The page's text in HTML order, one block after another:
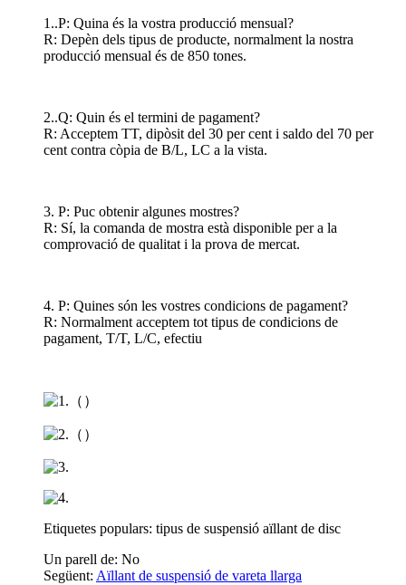
1..P: Quina és la vostra producció mensual?
R: Depèn dels tipus de producte, normalment la nostra
producció mensual és de 850 tones.
2..Q: Quin és el termini de pagament?
R: Acceptem TT, dipòsit del 30 per cent i saldo del 70 per
cent contra còpia de B/L, LC a la vista.
3. P: Puc obtenir algunes mostres?
R: Sí, la comanda de mostra està disponible per a la
comprovació de qualitat i la prova de mercat.
4. P: Quines són les vostres condicions de pagament?
R: Normalment acceptem tot tipus de condicions de
pagament, T/T, L/C, efectiu
Etiquetes populars: tipus de suspensió aïllant de disc
Un parell de: No
Següent: Aïllant de suspensió de vareta llarga